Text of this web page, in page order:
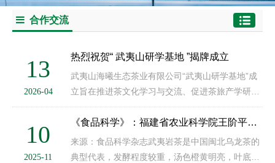
合作交流
13
2026-04
热烈祝贺“ 武夷山研学基地 ”揭牌成立
武夷山海曦生态茶业有限公司“武夷山研学基地”成
立旨在推进茶文化学习与交流、促进茶旅产学研商
务合作；协助推广两岸茶匠“茶王赛”等相关赛事活
动；推荐报名三星、四呈、五星不同级别“中国制茶
大师”等级评定、“···
10
2025-11
《食品科学》：福建省农业科学院王阶平研究员等：基于广泛靶向代谢组学的武夷肉桂加工过程代谢物的动态变化
来源：食品科学杂志武夷岩茶是中国闽北乌龙茶的
典型代表，发酵程度较重，汤色橙黄明亮，叶底呈